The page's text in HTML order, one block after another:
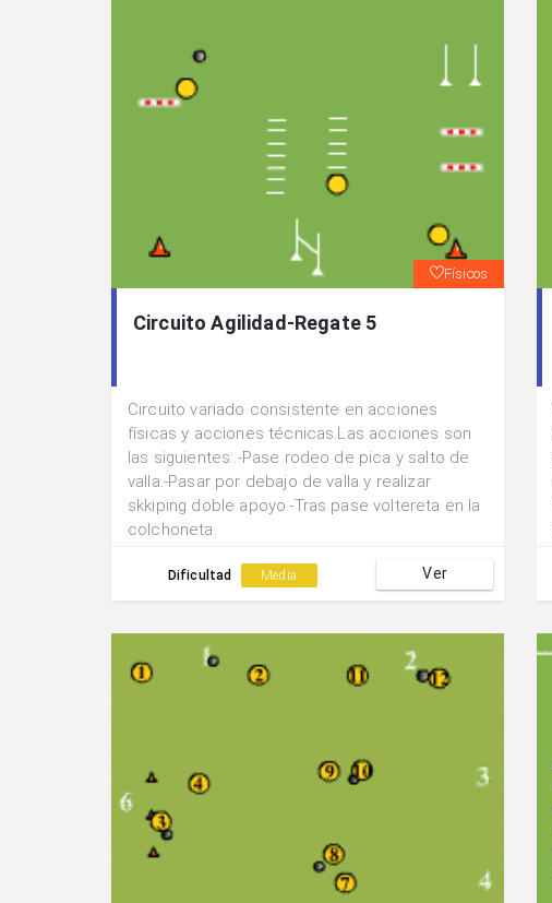
Físicos
Circuito Agilidad-Regate 5
Circuito variado consistente en acciones
físicas y acciones técnicas.Las acciones son
las siguientes:.-Pase rodeo de pica y salto de
valla.-Pasar por debajo de valla y realizar
skkiping doble apoyo.-Tras pase voltereta en la
colchoneta.
Dificultad Media Ver